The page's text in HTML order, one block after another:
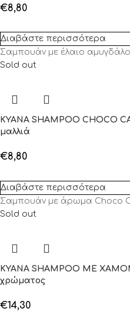
€8,80
Διαβάστε περισσότερα
Σαμπουάν με έλαιο
Sold out
KYANA SHAMPOO CHOCO
μαλλιά
€8,80
Διαβάστε περισσότερα
Σαμπουάν με άρωμα Choco
Sold out
KYANA SHAMPOO ΜΕ
χρώματος
€14,30